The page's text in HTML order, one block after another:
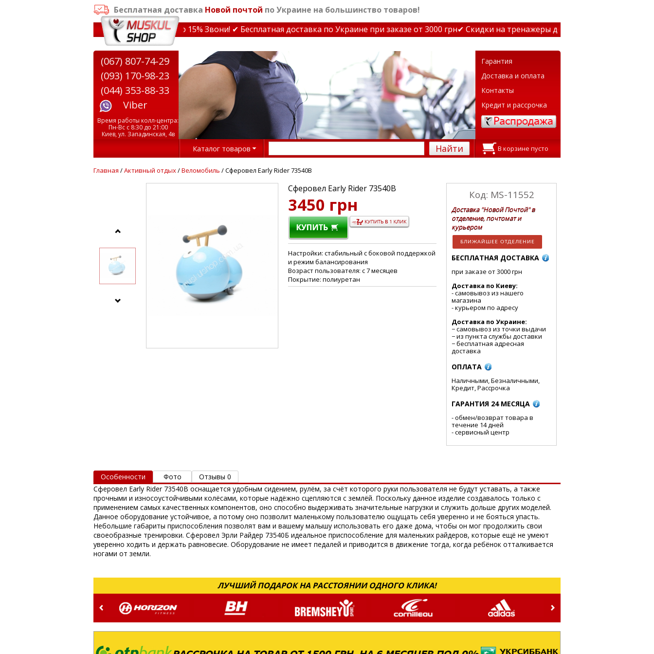
Бесплатная доставка Новой почтой по Украине на большинство товаров!
✔ Скидки на тренажеры до 15% Звони! ✔ Бесплатная доставка по Украине при заказе от 3000 грн✔ Скидки на тренажеры до 15% Звони! ✔ Бесплатная
Гарантия
Доставка и оплата
Контакты
Кредит и рассрочка
(067) 807-74-29
(093) 170-98-23
(044) 353-88-33
Viber
Время работы колл-центра:
Пн-Вс с 8:30 до 21:00
Киев, ул. Западинская, 4в
Каталог товаров Найти В корзине пусто
Главная /Активный отдых/Веломобиль / Сферовел Early Rider 73540B
Сферовел Early Rider 73540B
3450 грн
Настройки: стабильный с боковой поддержкой
и режим балансирования
Возраст пользователя: с 7 месяцев
Покрытие: полиуретан
Код: MS-11552
Доставка "Новой Почтой" в
отделение, почтомат и
курьером
БЛИЖАЙШЕЕ ОТДЕЛЕНИЕ
БЕСПЛАТНАЯ ДОСТАВКА
при заказе от 3000 грн
Доставка по Киеву:
- cамовывоз из нашего
магазина
- курьером по адресу
Доставка по Украине:
− самовывоз из точки выдачи
− из пункта службы доставки
− бесплатная адресная
доставка
ОПЛАТА
Наличными, Безналичными,
Кредит, Рассрочка
ГАРАНТИЯ 24 МЕСЯЦА
- обмен/возврат товара в
течение 14 дней
- сервисный центр
Особенности Фото
Отзывы 0
Сферовел Early Rider 73540B оснащается удобным сидением, рулём, за счёт которого руки пользователя не будут уставать, а также
прочными и износоустойчивыми колёсами, которые надёжно сцепляются с землёй. Поскольку данное изделие создавалось только с
применением самых качественных компонентов, оно способно выдерживать значительные нагрузки и служить дольше других моделей.
Данное оборудование устойчивое, а потому оно позволит маленькому пользователю ощущать себя уверенно и не бояться упасть.
Небольшие габариты приспособления позволят вам и вашему малышу использовать его даже дома, чтобы он мог продолжить свои
своеобразные тренировки. Сферовел Эрли Райдер 73540Б идеальное приспособление для маленьких райдеров, которые ещё не умеют
уверенно ходить и держать равновесие. Оборудование не имеет педалей и приводится в движение тогда, когда ребёнок отталкивается
ногами от земли.
ЛУЧШИЙ ПОДАРОК НА РАССТОЯНИИ ОДНОГО КЛИКА!